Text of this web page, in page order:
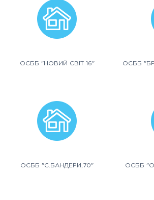
ОСББ "НОВИЙ СВІТ 16" ОСББ
ОСББ "С.БАНДЕРИ,70" ОСББ